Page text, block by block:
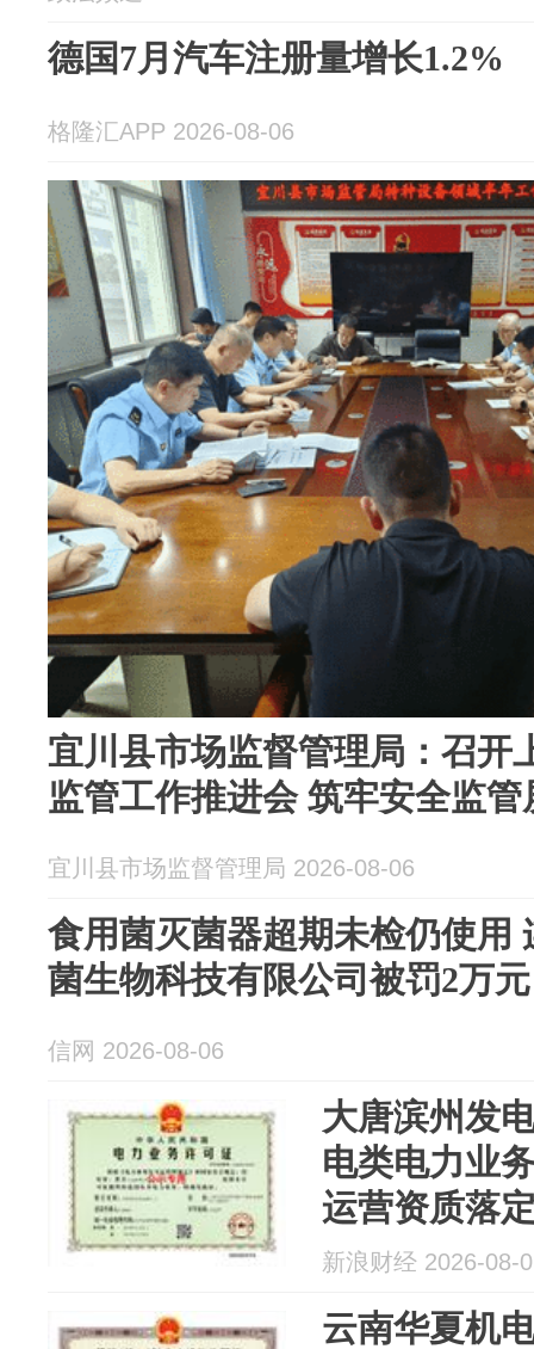
德国7月汽车注册量增长1.2%
格隆汇APP 2026-08-06
宜川县市场监督管理局：召开
监管工作推进会 筑牢安全监管
宜川县市场监督管理局 2026-08-06
食用菌灭菌器超期未检仍使用
菌生物科技有限公司被罚2万元
信网 2026-08-06
大唐滨州发
电类电力业
运营资质落
新浪财经 2026-08-
云南华夏机